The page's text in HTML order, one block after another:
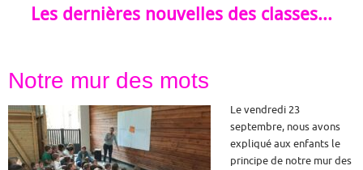
Les dernières nouvelles des classes...
Notre mur des mots
Le vendredi 23
septembre, nous avons
expliqué aux enfants le
principe de notre mur des